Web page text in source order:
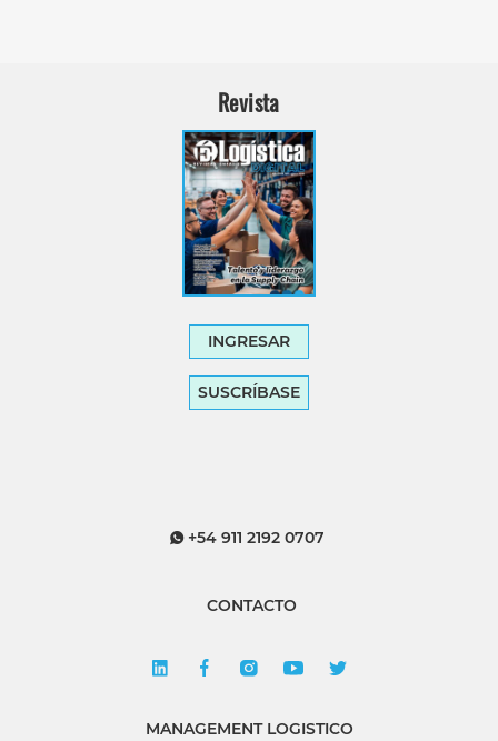
Revista
INGRESAR
SUSCRÍBASE
+54 911 2192 0707
CONTACTO
MANAGEMENT LOGISTICO